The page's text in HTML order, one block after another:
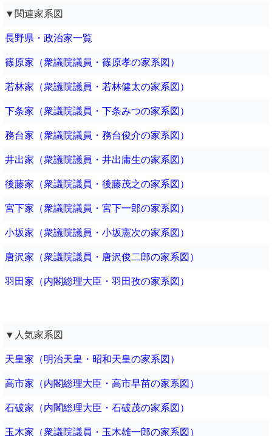
▼関連家系図
長野県・政治家一覧
篠原家（衆議院議員・篠原孝の家系図）
若林家（衆議院議員・若林健太の家系図）
下条家（衆議院議員・下条みつの家系図）
務台家（衆議院議員・務台俊介の家系図）
井出家（衆議院議員・井出庸生の家系図）
後藤家（衆議院議員・後藤茂之の家系図）
宮下家（衆議院議員・宮下一郎の家系図）
小坂家（衆議院議員・小坂憲次の家系図）
唐沢家（衆議院議員・唐沢俊二郎の家系図）
羽田家（内閣総理大臣・羽田孜の家系図）
▼人気家系図
天皇家（明治天皇・昭和天皇の家系図）
高市家（内閣総理大臣・高市早苗の家系図）
石破家（内閣総理大臣・石破茂の家系図）
玉木家（衆議院議員・玉木雄一郎の家系図）